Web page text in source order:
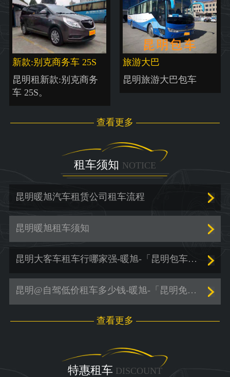
新款:别克商务车 25S
昆明租新款:别克商务
车 25S。
旅游大巴
昆明旅游大巴包车
查看更多
租车须知 NOTICE
昆明暖旭汽车租赁公司租车流程
昆明暖旭租车须知
昆明大客车租车行哪家强-暖旭-「昆明包车服务价格」
昆明@自驾低价租车多少钱-暖旭-「昆明免押金租车」
查看更多
特惠租车 DISCOUNT